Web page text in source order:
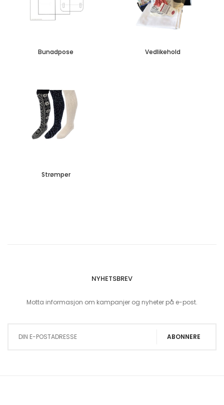
Bunadpose Vedlikehold
Strømper
NYHETSBREV
Motta informasjon om kampanjer og nyheter på e-post.
ABONNERE